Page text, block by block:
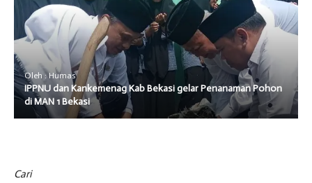
Oleh : Humas
IPPNU dan Kankemenag Kab Bekasi gelar Penanaman Pohon
di MAN 1 Bekasi
Cari